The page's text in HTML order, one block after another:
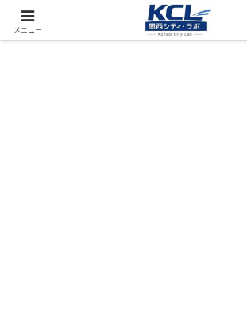
都市再開発をフィールド調査（累計アクセス
メニュー